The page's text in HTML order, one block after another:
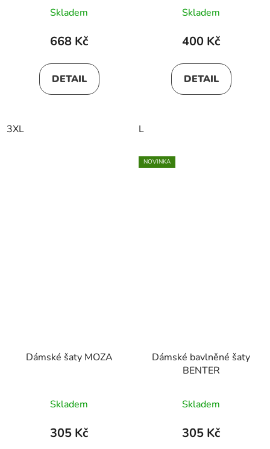
Skladem
668 Kč
DETAIL
3XL
Skladem
400 Kč
DETAIL
L
Dámské šaty MOZA
Skladem
305 Kč
NOVINKA
Dámské bavlněné šaty
BENTER
Skladem
305 Kč